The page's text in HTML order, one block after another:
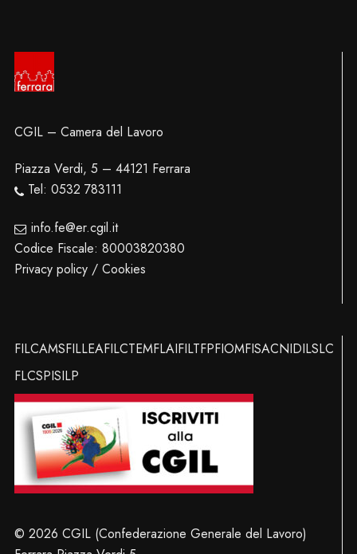
CGIL – Camera del Lavoro
Piazza Verdi, 5 – 44121 Ferrara
Tel: 0532 783111
info.fe@er.cgil.it
Codice Fiscale: 80003820380
Privacy policy / Cookies
FILCAMSFILLEAFILCTEMFLAIFILTFPFIOMFISACNIDILSLC
FLCSPISILP
© 2026 CGIL (Confederazione Generale del Lavoro)